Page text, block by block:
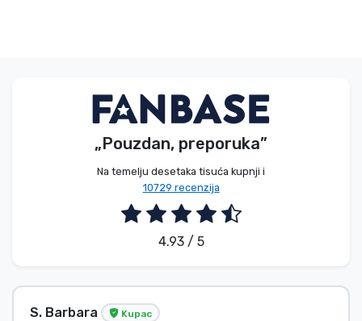
„Pouzdan, preporuka”
Na temelju desetaka tisuća kupnji i
10729 recenzija
4.93 / 5
S. Barbara Kupac